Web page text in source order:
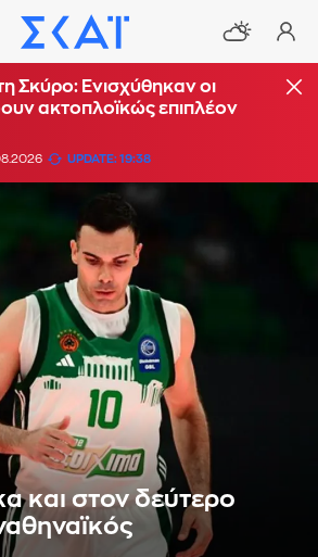
Σκύρο: Ενισχύθηκαν οι
ακτοπλοϊκώς επιπλέον
UPDATE: 19:38
και στον δεύτερο